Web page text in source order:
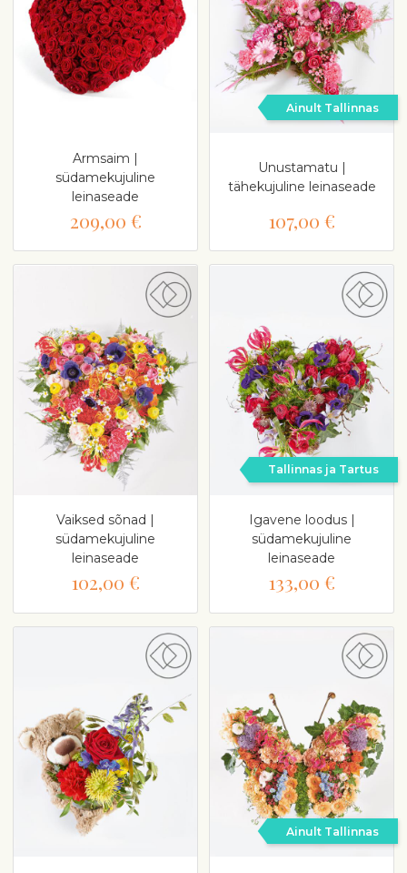
Armsaim |
südamekujuline
leinaseade
209,00 €
Ainult Tallinnas
Unustamatu |
tähekujuline leinaseade
107,00 €
Vaiksed sõnad |
südamekujuline
leinaseade
102,00 €
Tallinnas ja Tartus
Igavene loodus |
südamekujuline
leinaseade
133,00 €
Ainult Tallinnas